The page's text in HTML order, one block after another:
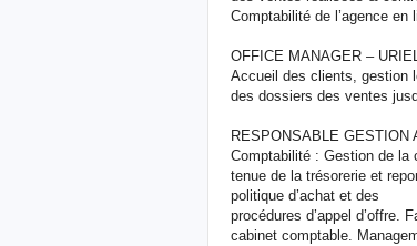
Comptabilité de l’agence
OFFICE MANAGER –
Accueil des clients, gestion
des dossiers des ventes
RESPONSABLE GESTION
Comptabilité : Gestion de la
tenue de la trésorerie et
politique d’achat et des
procédures d’appel d’offre.
cabinet comptable.